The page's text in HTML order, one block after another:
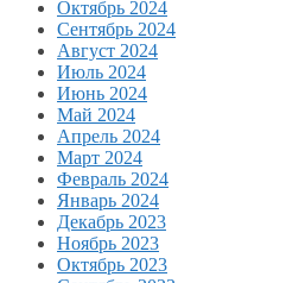
Октябрь 2024
Сентябрь 2024
Август 2024
Июль 2024
Июнь 2024
Май 2024
Апрель 2024
Март 2024
Февраль 2024
Январь 2024
Декабрь 2023
Ноябрь 2023
Октябрь 2023